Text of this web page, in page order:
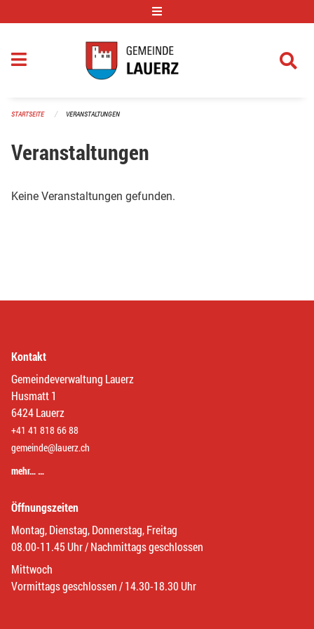
STARTSEITE VERANSTALTUNGEN
Veranstaltungen
Keine Veranstaltungen gefunden.
Kontakt
Gemeindeverwaltung Lauerz
Husmatt 1
6424 Lauerz
+41 41 818 66 88
gemeinde@lauerz.ch
mehr… …
Öffnungszeiten
Montag, Dienstag, Donnerstag, Freitag
08.00-11.45 Uhr / Nachmittags geschlossen
Mittwoch
Vormittags geschlossen / 14.30-18.30 Uhr